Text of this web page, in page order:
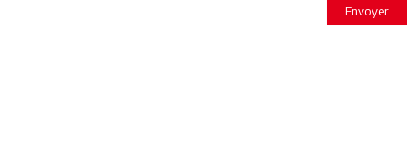
Envoyer